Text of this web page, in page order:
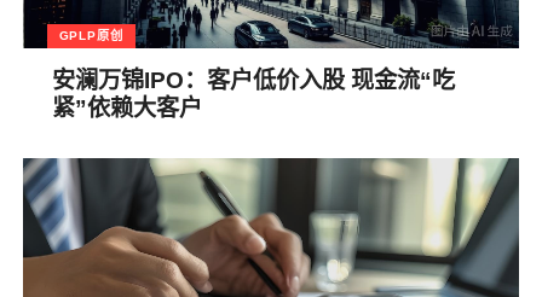
GPLP原创
安澜万锦IPO：客户低价入股 现金流“吃
紧”依赖大客户